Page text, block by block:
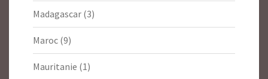
Madagascar (3)
Maroc (9)
Mauritanie (1)